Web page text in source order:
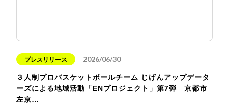
プレスリリース 2026/06/30
３人制プロバスケットボールチーム じげんアップデータ
ーズによる地域活動「ENプロジェクト」第7弾 京都市
左京…